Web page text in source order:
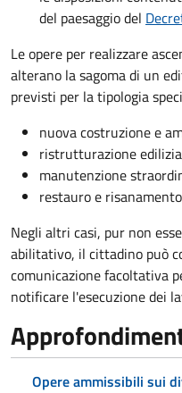
del paesaggio del
Le opere per realizzare
alterano la sagoma di un
previsti per la tipologia
nuova costruzione e
ristrutturazione edilizia
manutenzione
restauro e
Negli altri casi, pur non
abilitativo, il cittadino può
comunicazione facoltativa
notificare l'esecuzione dei
Opere ammissibili sui